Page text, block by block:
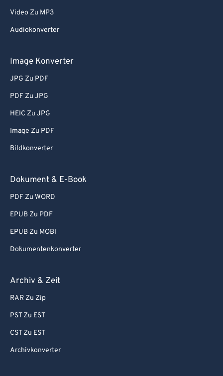
Video Zu MP3
Audiokonverter
Image Konverter
JPG Zu PDF
PDF Zu JPG
HEIC Zu JPG
Image Zu PDF
Bildkonverter
Dokument & E-Book
PDF Zu WORD
EPUB Zu PDF
EPUB Zu MOBI
Dokumentenkonverter
Archiv & Zeit
RAR Zu Zip
PST Zu EST
CST Zu EST
Archivkonverter